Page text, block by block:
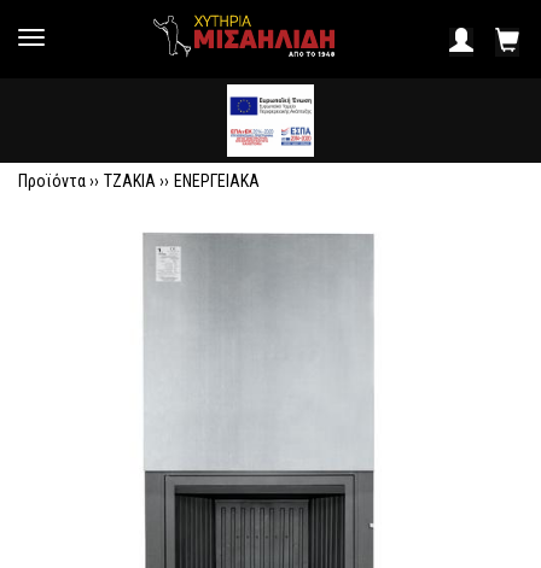
Προϊόντα ›› ΤΖΑΚΙΑ ›› ΕΝΕΡΓΕΙΑΚΑ